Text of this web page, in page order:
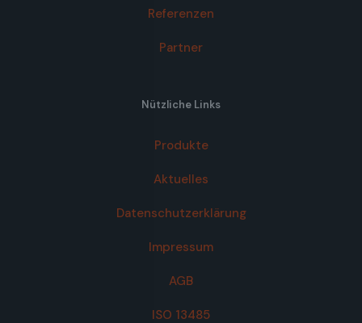
Referenzen
Partner
Nützliche Links
Produkte
Aktuelles
Datenschutzerklärung
Impressum
AGB
ISO 13485